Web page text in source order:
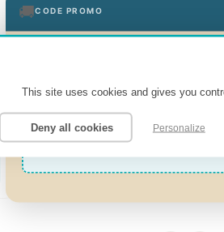
This site uses cookies and gives you
Deny all cookies Personalize
Coton-tige lavable
9,50
🚚CODE PROMO
Economisez 20% sur les frais de port
promo